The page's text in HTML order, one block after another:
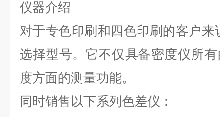
仪器介绍
对于专色印刷和四色印刷的客户来
选择型号。它不仅具备密度仪所
度方面的测量功能。
同时销售以下系列色差仪：